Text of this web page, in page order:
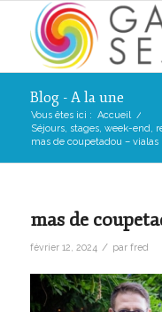
Blog - A la une
Vous êtes ici : Accueil /
Séjours, stages, week-end,
mas de coupetadou – vialas
mas de
février 12, 2024 / par fred